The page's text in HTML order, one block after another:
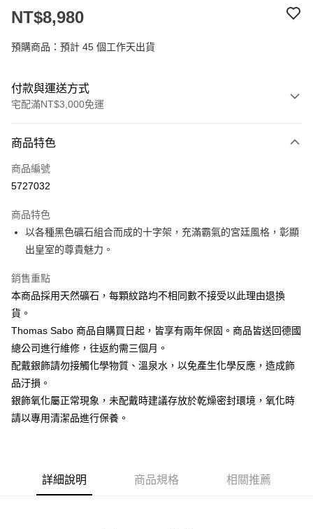
NT$8,980
預購商品：預計 45 個工作天出貨
付款與運送方式
宅配滿NT$3,000免運
信用卡一次付款
Apple Pay
悠遊付
ATM付款
運送方式
黑貓宅急便
每筆NT$100，滿NT$3,000(含以上)免運費
商品特色
商品編號
5727032
商品特色
以各種黑色礦石組合而成的十字架，充滿霸氣的宮廷風格，彰顯
出皇室的尊貴魅力。
銷售重點
本商品採用天然礦石，每顆紋路均不相同數不接受以此理由退換
貨。
Thomas Sabo 商品自購買日起，皆享有兩年保固。商品皆送回德國
總公司進行維修，往返約需三個月。
配戴銀飾請勿接觸化學物質、溫泉水，以免產生化學反應，造成飾
品汙損。
銀飾氧化屬正常現象，未配戴時建議存放於乾燥密封環境，氧化時
請以專用清潔品進行保養。
詳細說明 商品規格 相關推薦